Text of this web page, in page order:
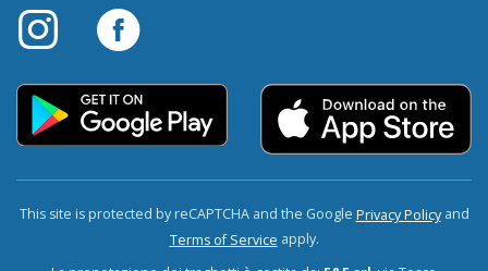
This site is protected by reCAPTCHA and the Google Privacy Policyand
Terms of Service apply.